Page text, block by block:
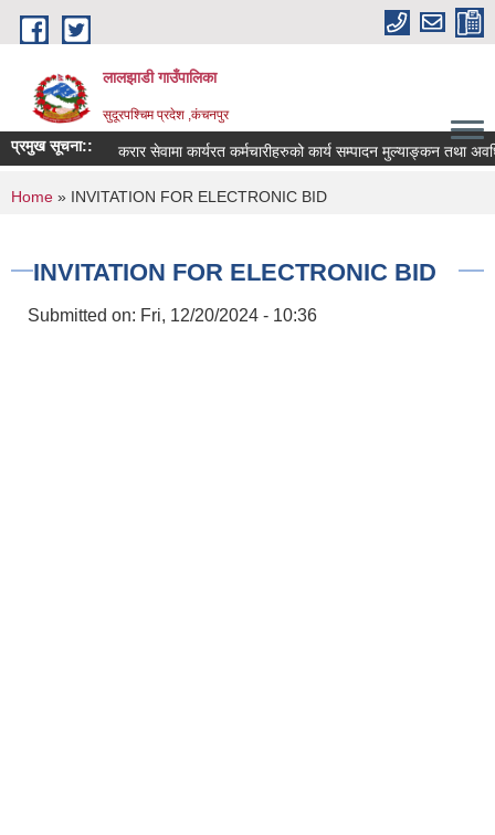
Skip to main content
लालझाडी गाउँपालिका
सुदूरपश्चिम प्रदेश ,कंचनपुर
प्रमुख सूचना:: करार सेवामा कार्यरत कर्मचारीहरुको कार्य सम्पादन मुल्याङ्कन तथा
You are here
Home » INVITATION FOR ELECTRONIC BID
INVITATION FOR ELECTRONIC BID
Submitted on: Fri, 12/20/2024 - 10:36